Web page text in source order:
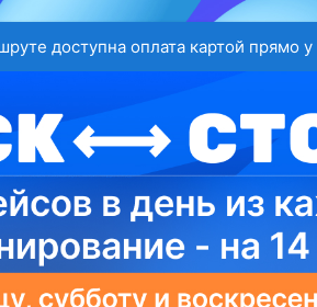
доступна оплата картой прямо у